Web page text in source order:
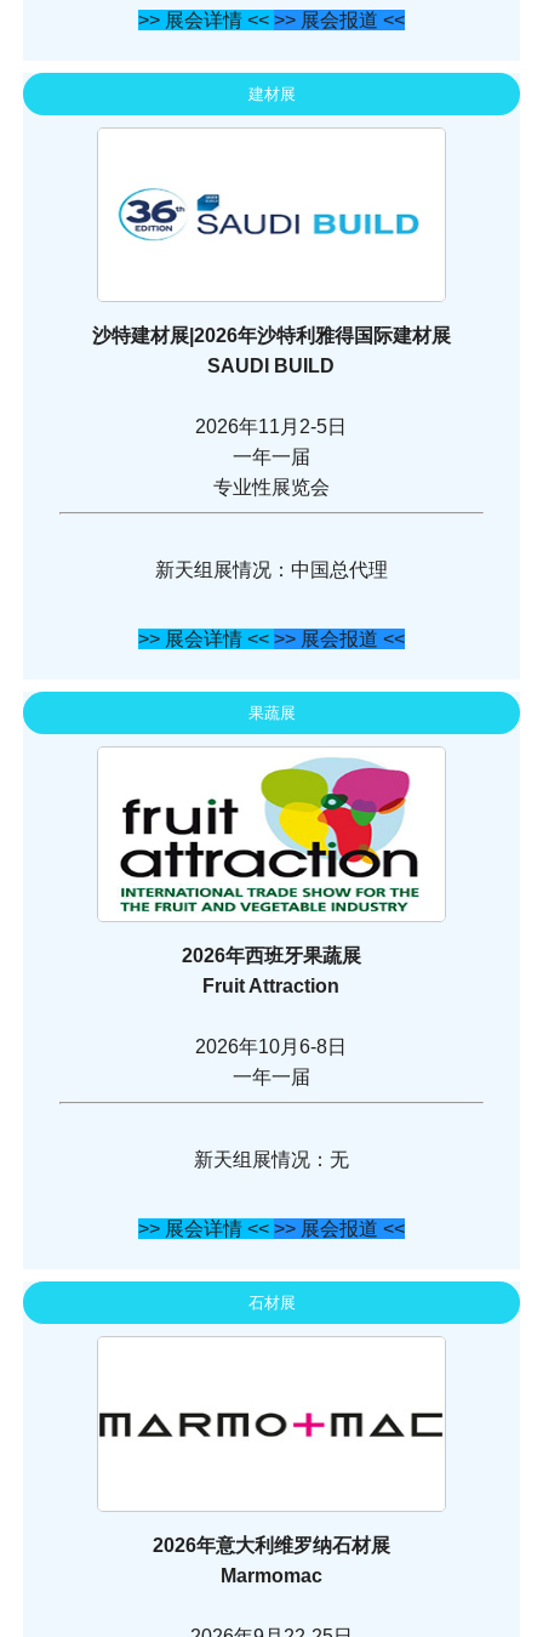
>> 展会详情 << >> 展会报道 <<
建材展
沙特建材展|2026年沙特利雅得国际建材展
SAUDI BUILD
2026年11月2-5日
一年一届
专业性展览会
新天组展情况：中国总代理
>> 展会详情 << >> 展会报道 <<
果蔬展
2026年西班牙果蔬展
Fruit Attraction
2026年10月6-8日
一年一届
新天组展情况：无
>> 展会详情 << >> 展会报道 <<
石材展
2026年意大利维罗纳石材展
Marmomac